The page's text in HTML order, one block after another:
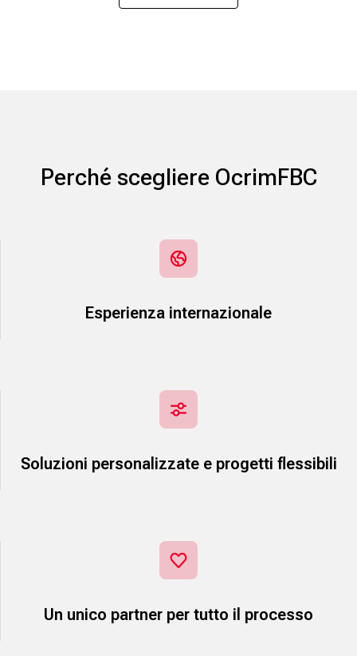
Perché scegliere OcrimFBC
Esperienza internazionale
Soluzioni personalizzate e progetti flessibili
Un unico partner per tutto il processo